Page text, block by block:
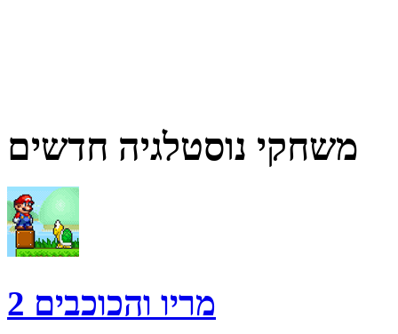
משחקי נוסטלגיה חדשים
מריו והכוכבים 2